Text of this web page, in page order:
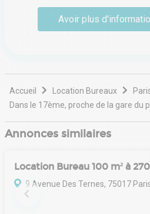
surfaces de bureaux et de
cents mètres carrés, répondant
spécifiques des start-ups en
Avoir plus
Accueil Location Bureaux
Dans le 17ème, proche de la gare du
Annonces similaires
Location Bureau 100 m² à
9 Avenue Des Ternes, 75017